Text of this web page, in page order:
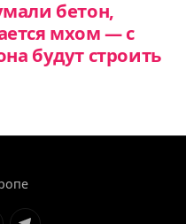
бетон,
мхом — с
будут строить